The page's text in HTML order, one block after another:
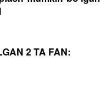
2 TA FAN: